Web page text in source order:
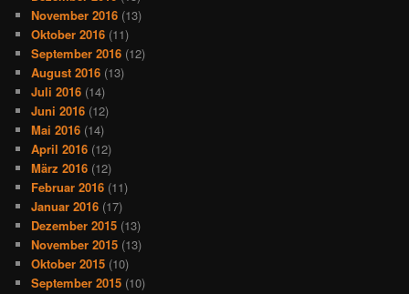
November 2016 (13)
Oktober 2016 (11)
September 2016 (12)
August 2016 (13)
Juli 2016 (14)
Juni 2016 (12)
Mai 2016 (14)
April 2016 (12)
März 2016 (12)
Februar 2016 (11)
Januar 2016 (17)
Dezember 2015 (13)
November 2015 (13)
Oktober 2015 (10)
September 2015 (10)